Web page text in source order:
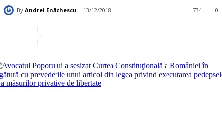
By Andrei Enăchescu 13/12/2018 0
734